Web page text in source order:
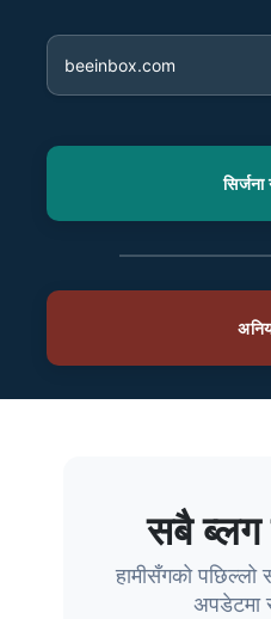
सबै ब्लग
हामीसँगको
अपडेटमा